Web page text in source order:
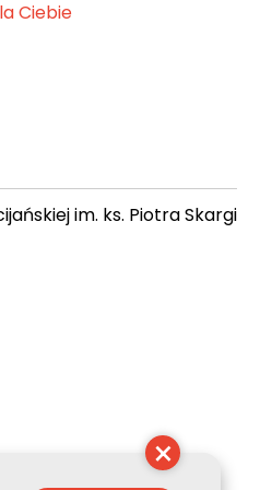
Ciebie
im. ks. Piotra Skargi
×